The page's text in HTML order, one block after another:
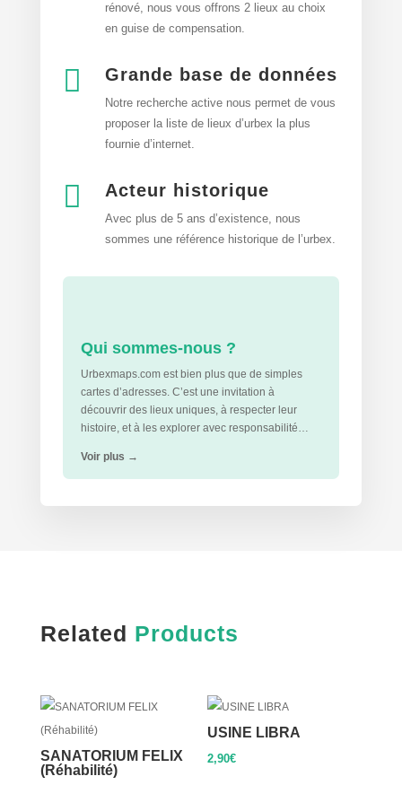
rénové, nous vous offrons 2 lieux au choix
en guise de compensation.
 Grande base de données
Notre recherche active nous permet de vous
proposer la liste de lieux d’urbex la plus
fournie d’internet.
 Acteur historique
Avec plus de 5 ans d’existence, nous
sommes une référence historique de l’urbex.
Qui sommes-nous ?
Urbexmaps.com est bien plus que de simples
cartes d’adresses. C’est une invitation à
découvrir des lieux uniques, à respecter leur
histoire, et à les explorer avec responsabilité…
Voir plus →
Related Products
SANATORIUM FELIX
(Réhabilité)
USINE LIBRA
2,90€